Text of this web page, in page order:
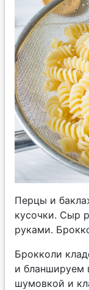
Перцы и
кусочки. Сыр
руками.
Брокколи
и бланшируем
шумовкой и